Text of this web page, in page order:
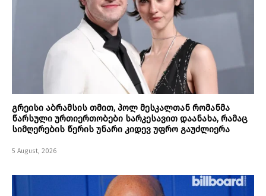
გრეისი აბრამსის თმით, პოლ მესკალთან რომანმა
წარსული ურთიერთობები სარკესავით დაანახა, რამაც
სიმღერების წერის უნარი კიდევ უფრო გაუძლიერა
5 August, 2026